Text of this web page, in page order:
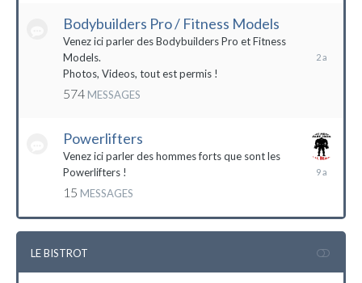
Bodybuilders Pro / Fitness Models
Venez ici parler des Bodybuilders Pro et Fitness
Models.
Photos, Videos, tout est permis !
574 MESSAGES
2021
Powerlifters
Venez ici parler des hommes forts que sont les
Powerlifters !
15 MESSAGES
LE BISTROT